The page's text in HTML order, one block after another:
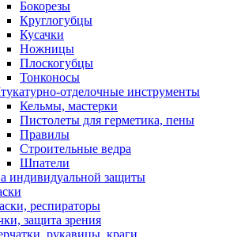
Бокорезы
Круглогубцы
Кусачки
Ножницы
Плоскогубцы
Тонконосы
отделочные инструменты
Кельмы, мастерки
Пистолеты для герметика, пены
Правилы
Строительные ведра
Шпатели
индивидуальной защиты
респираторы
защита зрения
рукавицы, краги